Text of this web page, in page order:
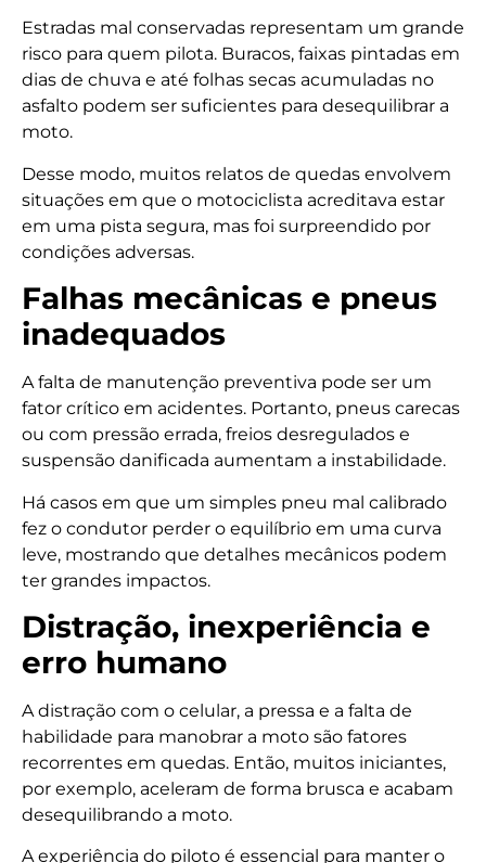
Estradas mal conservadas representam um grande
risco para quem pilota. Buracos, faixas pintadas em
dias de chuva e até folhas secas acumuladas no
asfalto podem ser suficientes para desequilibrar a
moto.
Desse modo, muitos relatos de quedas envolvem
situações em que o motociclista acreditava estar
em uma pista segura, mas foi surpreendido por
condições adversas.
Falhas mecânicas e pneus
inadequados
A falta de manutenção preventiva pode ser um
fator crítico em acidentes. Portanto, pneus carecas
ou com pressão errada, freios desregulados e
suspensão danificada aumentam a instabilidade.
Há casos em que um simples pneu mal calibrado
fez o condutor perder o equilíbrio em uma curva
leve, mostrando que detalhes mecânicos podem
ter grandes impactos.
Distração, inexperiência e
erro humano
A distração com o celular, a pressa e a falta de
habilidade para manobrar a moto são fatores
recorrentes em quedas. Então, muitos iniciantes,
por exemplo, aceleram de forma brusca e acabam
desequilibrando a moto.
A experiência do piloto é essencial para manter o